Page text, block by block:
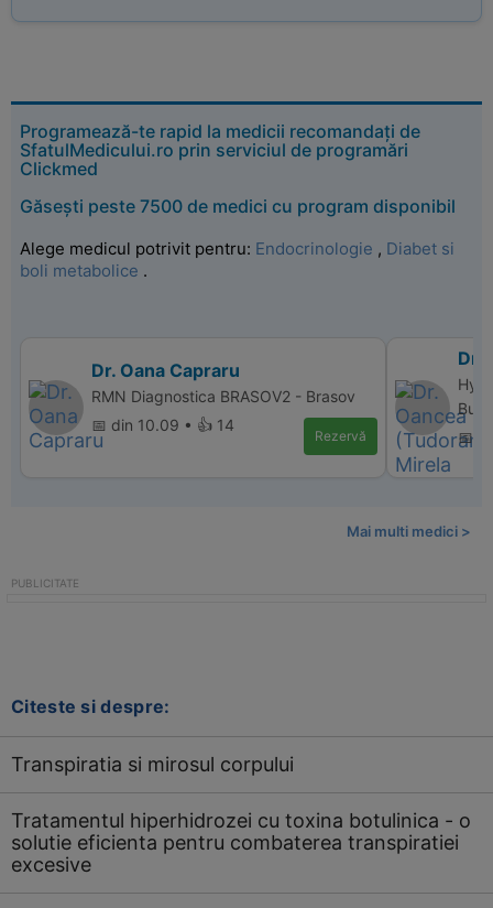
Programează-te rapid la medicii recomandați de
SfatulMedicului.ro prin serviciul de programări
Clickmed
Găsești peste 7500 de medici cu program disponibil
Alege medicul potrivit pentru: Endocrinologie , Diabet si
boli metabolice .
Dr. Oana Capraru
RMN Diagnostica BRASOV2 - Brasov
📅 din 10.09 • 👍 14
Rezervă
Dr.
📅
Mai multi medici >
Citeste si despre:
Transpiratia si mirosul corpului
Tratamentul hiperhidrozei cu toxina botulinica - o
solutie eficienta pentru combaterea transpiratiei
excesive